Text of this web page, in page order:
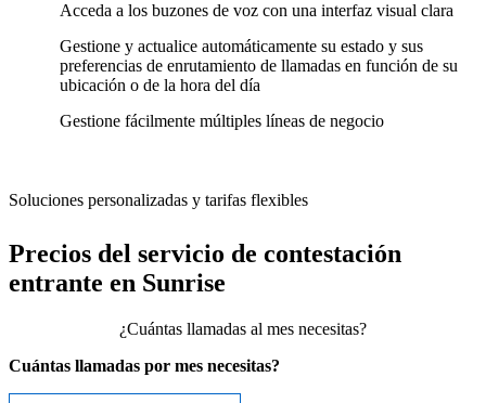
Acceda a los buzones de voz con una interfaz visual clara
Gestione y actualice automáticamente su estado y sus
preferencias de enrutamiento de llamadas en función de su
ubicación o de la hora del día
Gestione fácilmente múltiples líneas de negocio
Soluciones personalizadas y tarifas flexibles
Precios del servicio de contestación
entrante en Sunrise
¿Cuántas llamadas al mes necesitas?
Cuántas llamadas por mes necesitas?